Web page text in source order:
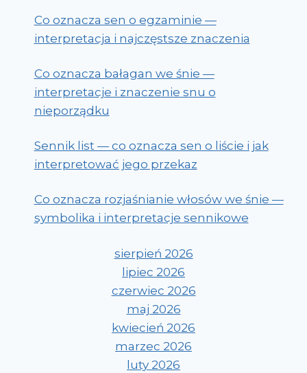
Co oznacza sen o egzaminie —
interpretacja i najczęstsze znaczenia
Co oznacza bałagan we śnie —
interpretacje i znaczenie snu o
nieporządku
Sennik list — co oznacza sen o liście i jak
interpretować jego przekaz
Co oznacza rozjaśnianie włosów we śnie —
symbolika i interpretacje sennikowe
sierpień 2026
lipiec 2026
czerwiec 2026
maj 2026
kwiecień 2026
marzec 2026
luty 2026